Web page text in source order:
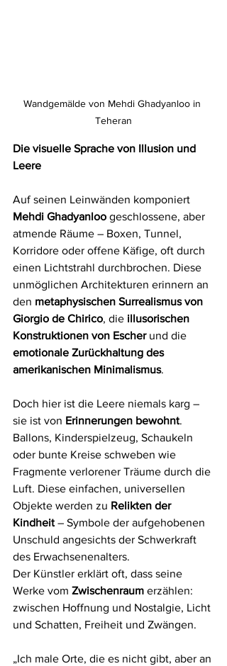
Wandgemälde von Mehdi Ghadyanloo in
Teheran
Die visuelle Sprache von Illusion und
Leere
Auf seinen Leinwänden komponiert
Mehdi Ghadyanloo geschlossene, aber
atmende Räume – Boxen, Tunnel,
Korridore oder offene Käfige, oft durch
einen Lichtstrahl durchbrochen. Diese
unmöglichen Architekturen erinnern an
den metaphysischen Surrealismus von
Giorgio de Chirico, die illusorischen
Konstruktionen von Escher und die
emotionale Zurückhaltung des
amerikanischen Minimalismus.
Doch hier ist die Leere niemals karg –
sie ist von Erinnerungen bewohnt.
Ballons, Kinderspielzeug, Schaukeln
oder bunte Kreise schweben wie
Fragmente verlorener Träume durch die
Luft. Diese einfachen, universellen
Objekte werden zu Relikten der
Kindheit – Symbole der aufgehobenen
Unschuld angesichts der Schwerkraft
des Erwachsenenalters.
Der Künstler erklärt oft, dass seine
Werke vom Zwischenraum erzählen:
zwischen Hoffnung und Nostalgie, Licht
und Schatten, Freiheit und Zwängen.
„Ich male Orte, die es nicht gibt, aber an